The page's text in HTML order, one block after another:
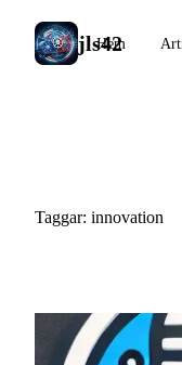
jls42
Hem
Taggar: innovation